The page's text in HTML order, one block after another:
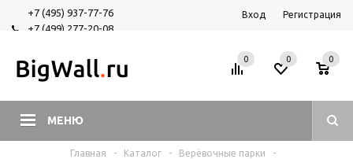
+7 (495) 937-77-76
+7 (499) 277-20-08
Вход Регистрация
МЕНЮ
0 0
0
Главная - Каталог - Верёвочные парки
-